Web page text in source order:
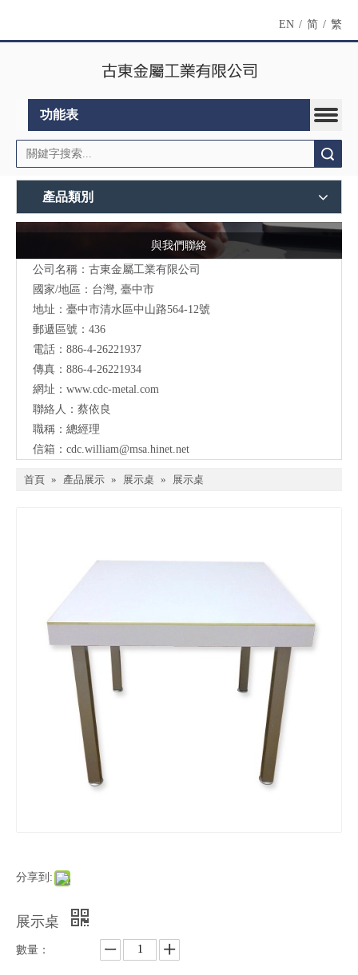
EN / 简 / 繁
功能表
產品類別
與我們聯絡
公司名稱：古東金屬工業有限公司
國家/地區：台灣, 臺中市
地址：臺中市清水區中山路564-12號
郵遞區號：436
電話：886-4-26221937
傳真：886-4-26221934
網址： www.cdc-metal.com
聯絡人：蔡依良
職稱：總經理
信箱： cdc.william@msa.hinet.net
首頁 » 產品展示 » 展示桌 » 展示桌
分享到:
展示桌
數量：